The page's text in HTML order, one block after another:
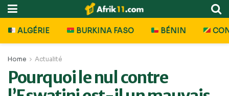
ALGÉRIE BURKINA FASO BÉNIN
Home Actualité
Pourquoi le nul contre